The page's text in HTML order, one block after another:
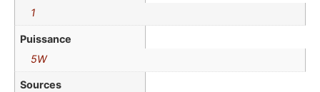
1
Puissance
5W
Sources